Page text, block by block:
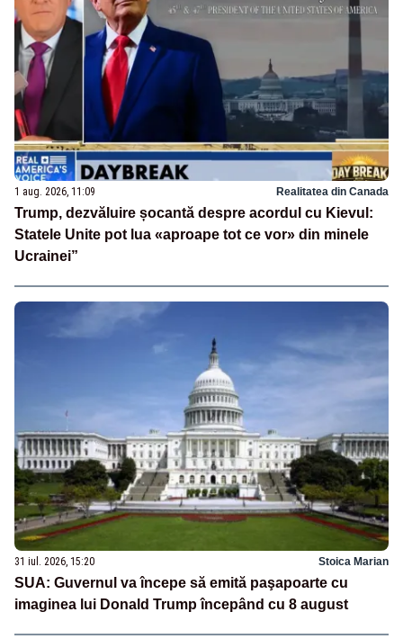
1 aug. 2026, 11:09 Realitatea din Canada
Trump, dezvăluire șocantă despre acordul cu Kievul:
Statele Unite pot lua «aproape tot ce vor» din minele
Ucrainei”
31 iul. 2026, 15:20 Stoica Marian
SUA: Guvernul va începe să emită paşapoarte cu
imaginea lui Donald Trump începând cu 8 august